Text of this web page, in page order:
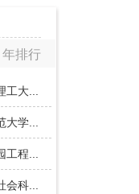
年排行